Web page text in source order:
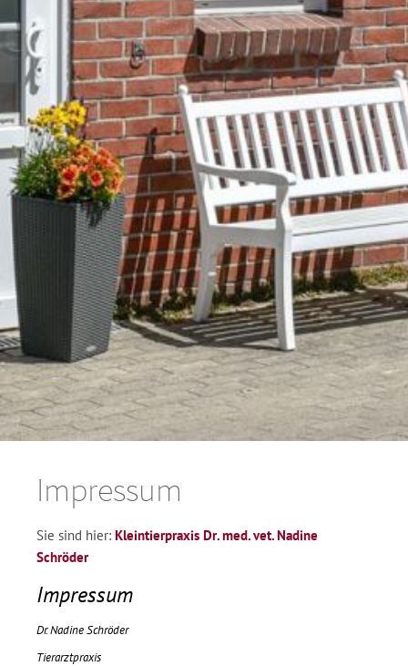
Impressum
Sie sind hier: Kleintierpraxis Dr. med. vet. Nadine
Schröder
Impressum
Dr. Nadine Schröder
Tierarztpraxis